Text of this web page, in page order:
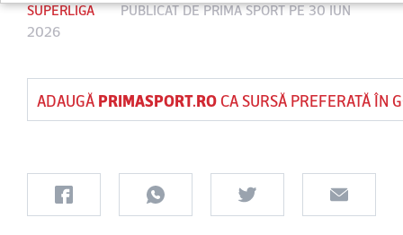
SUPERLIGA PUBLICAT DEPRIMA SPORTPE 30 IUN
2026
ADAUGĂ PRIMASPORT.ROCA SURSĂ PREFERATĂ ÎN